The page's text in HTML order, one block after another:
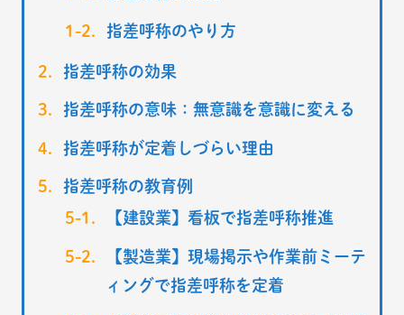
指差呼称のやり方
指差呼称の効果
指差呼称の意味：無意識を意識に変える
指差呼称が定着しづらい理由
指差呼称の教育例
【建設業】看板で指差呼称推進
【製造業】現場掲示や作業前ミーテ
ィングで指差呼称を定着